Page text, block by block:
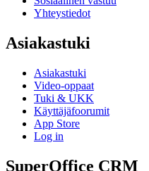
Yhteystiedot
Asiakastuki
Asiakastuki
Video-oppaat
Tuki & UKK
Käyttäjäfoorumit
App Store
Log in
SuperOffice CRM